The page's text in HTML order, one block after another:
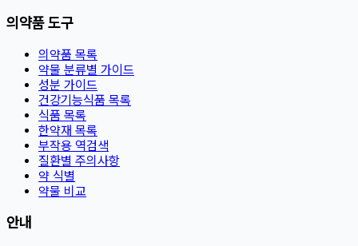
의약품 도구
의약품 목록
약물 분류별 가이드
성분 가이드
건강기능식품 목록
식품 목록
한약재 목록
부작용 역검색
질환별 주의사항
약 식별
약물 비교
안내